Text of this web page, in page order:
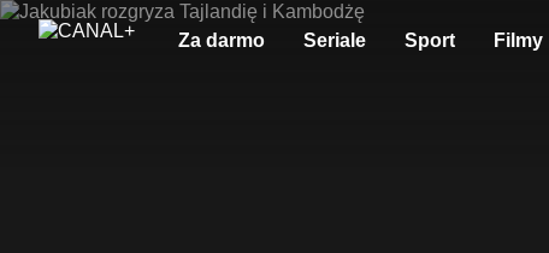
Za darmo Seriale Sport Filmy